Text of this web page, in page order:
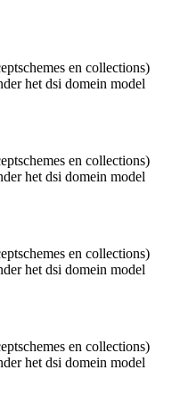
en collections)
het dsi domein model
en collections)
het dsi domein model
en collections)
het dsi domein model
en collections)
het dsi domein model